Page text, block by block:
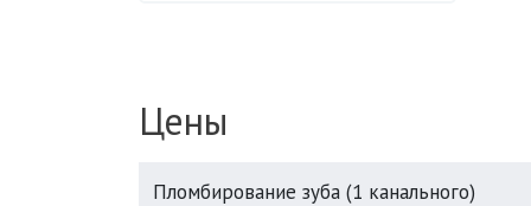
Цены
Пломбирование зуба (1 канального)